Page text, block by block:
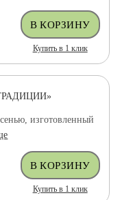
Купить в 1 клик
изготовленный
Купить в 1 клик